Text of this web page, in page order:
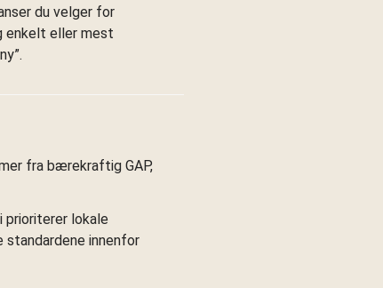
du velger for
enkelt eller mest
fra bærekraftig GAP,
prioriterer lokale
standardene innenfor